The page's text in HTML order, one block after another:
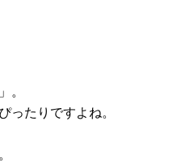
。
ったりですよね。